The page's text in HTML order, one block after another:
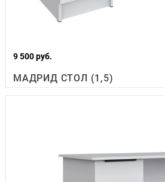
9 500 руб.
МАДРИД СТОЛ (1,5)